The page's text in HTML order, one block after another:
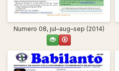
Numero 08, jul–aug–sep (2014)